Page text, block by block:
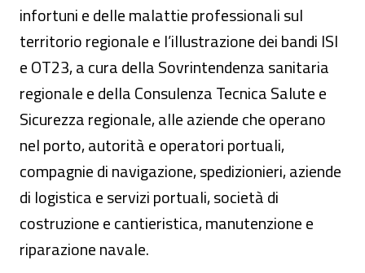
infortuni e delle malattie professionali sul
territorio regionale e l’illustrazione dei bandi ISI
e OT23, a cura della Sovrintendenza sanitaria
regionale e della Consulenza Tecnica Salute e
Sicurezza regionale, alle aziende che operano
nel porto, autorità e operatori portuali,
compagnie di navigazione, spedizionieri, aziende
di logistica e servizi portuali, società di
costruzione e cantieristica, manutenzione e
riparazione navale.